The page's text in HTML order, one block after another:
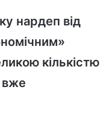
нардеп від
кількістю
вже